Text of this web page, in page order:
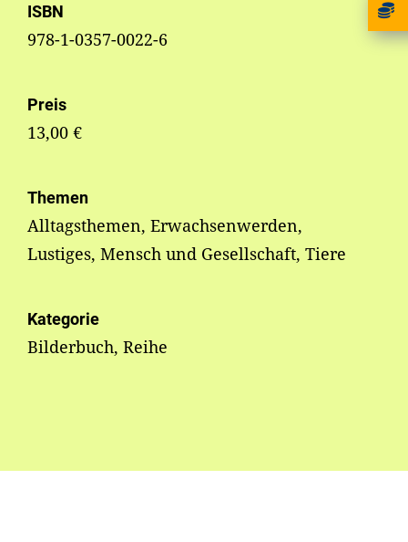
ISBN
978-1-0357-0022-6
Preis
13,00 €
Themen
Alltagsthemen, Erwachsenwerden,
Lustiges, Mensch und Gesellschaft, Tiere
Kategorie
Bilderbuch, Reihe